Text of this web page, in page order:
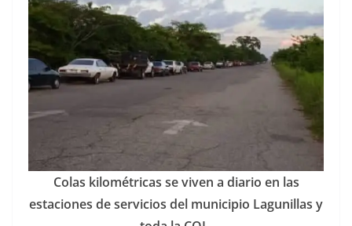
Colas kilométricas se viven a diario en las
estaciones de servicios del municipio Lagunillas y